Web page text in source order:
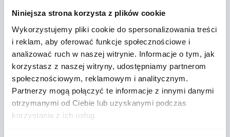
Niniejsza strona korzysta z plików cookie
Wykorzystujemy pliki cookie do spersonalizowania treści
i reklam, aby oferować funkcje społecznościowe i
analizować ruch w naszej witrynie. Informacje o tym, jak
korzystasz z naszej witryny, udostępniamy partnerom
społecznościowym, reklamowym i analitycznym.
Partnerzy mogą połączyć te informacje z innymi danymi
otrzymanymi od Ciebie lub uzyskanymi podczas
korzystania z ich usług.
można opłacić przy odbiorze bądź dokonując
Zamówienie można odebrać w godzinach pracy
salonu.
Lista salonów dostępna tutaj >>
Zamówienia wysyłane kurierem